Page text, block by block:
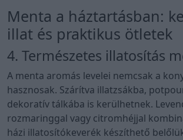
Menta a háztartásban:
illat és praktikus ötletek
4. Természetes illatosítás
A menta aromás levelei nemcsak a
hasznosak. Szárítva illatzsákba,
dekoratív tálkába is kerülhetnek.
rozmaringgal vagy citromhéjjal
házi illatosítókeverék készíthető